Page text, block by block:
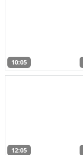
10:05
12:05